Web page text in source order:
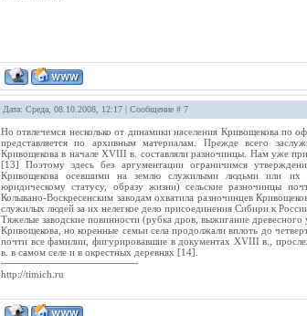
Дата: Среда, 08.10.2008, 12:17 | Сообщение # 7
Но отвлечемся несколько от динамики населения Кривощекова по
представляется по архивным материалам. Прежде всего
Кривощекова в начале XVIII в. составляли разночинцы. Нам уже
[13] Поэтому здесь без аргументации ограничимся
Кривощекова осевшими на землю служилыми людьми или их
юридическому статусу, образу жизни) сельские разночинцы
Колывано-Воскресенским заводам охватила разночинцев
служилых людей за их нелегкое дело присоединения Сибири к
Тяжелые заводские повинности (рубка дров, выжигание древесного
Кривощекова, но коренные семьи села продолжали вплоть до
почти все фамилии, фигурировавшие в документах XVIII в.,
в. в самом селе и в окрестных деревнях [14].
http://timich.ru